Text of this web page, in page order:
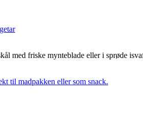
med friske mynteblade eller i sprøde